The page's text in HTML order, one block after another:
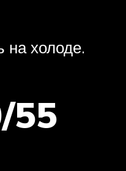
на холоде.
55